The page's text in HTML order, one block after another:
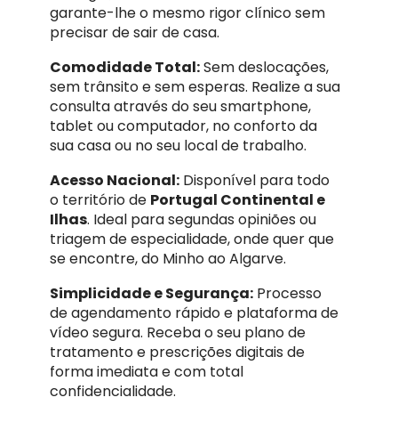
garante-lhe o mesmo rigor clínico sem
precisar de sair de casa.
Comodidade Total:Sem deslocações,
sem trânsito e sem esperas. Realize a sua
consulta através do seu smartphone,
tablet ou computador, no conforto da
sua casa ou no seu local de trabalho.
Acesso Nacional:Disponível para todo
o território de Portugal Continental e
Ilhas. Ideal para segundas opiniões ou
triagem de especialidade, onde quer que
se encontre, do Minho ao Algarve.
Simplicidade e Segurança:Processo
de agendamento rápido e plataforma de
vídeo segura. Receba o seu plano de
tratamento e prescrições digitais de
forma imediata e com total
confidencialidade.